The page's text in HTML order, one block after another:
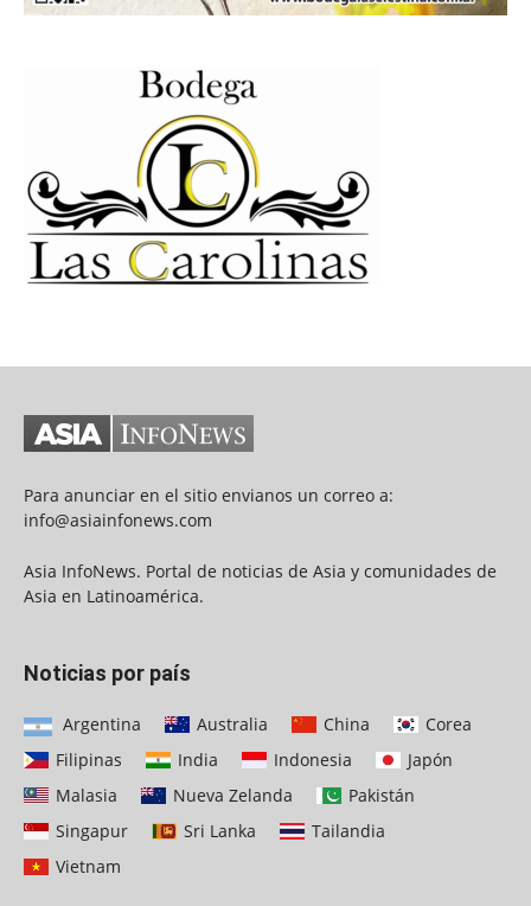
Para anunciar en el sitio envianos un correo a:
info@asiainfonews.com
Asia InfoNews. Portal de noticias de Asia y comunidades de
Asia en Latinoamérica.
Noticias por país
Argentina Australia China
Corea
Filipinas
India Indonesia
Japón
Malasia
Nueva Zelanda
Pakistán
Singapur
Sri Lanka
Tailandia
Vietnam